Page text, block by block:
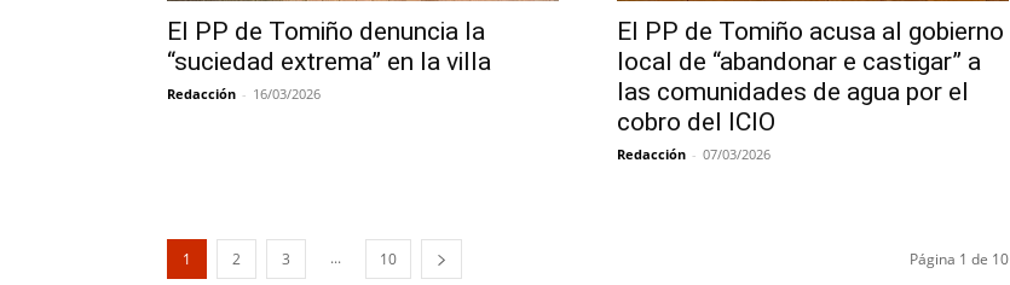
El PP de Tomiño denuncia la
“suciedad extrema” en la villa
Redacción - 16/03/2026
El PP de Tomiño acusa al gobierno
local de “abandonar e castigar” a
las comunidades de agua por el
cobro del ICIO
Redacción - 07/03/2026
1 2 3 ... 10 Página 1 de 10